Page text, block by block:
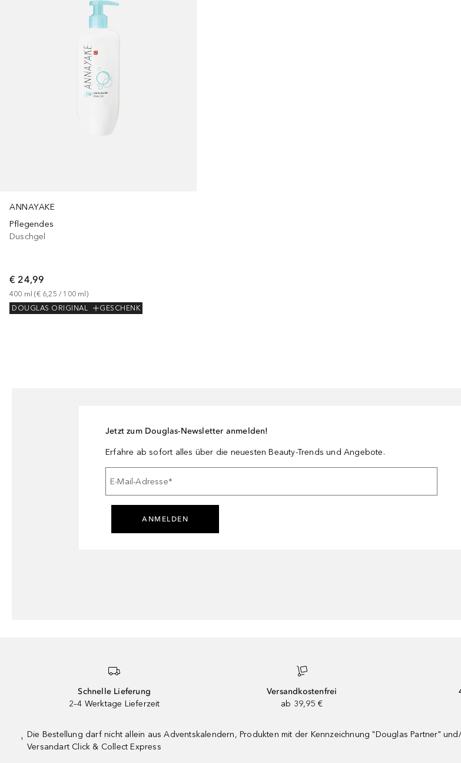
ANNAYAKE
Pflegendes
Duschgel
€ 24,99
400 ml (€ 6,25 / 100 ml )
DOUGLAS ORIGINAL
GESCHENK
Jetzt zum Douglas-Newsletter anmelden!
Erfahre ab sofort alles über die neuesten Beauty-Trends und Angebote.
E-Mail-Adresse*
ANMELDEN
Schnelle Lieferung
2–4 Werktage Lieferzeit
Versandkostenfrei
ab 39,95 €
¹
Die Bestellung darf nicht allein aus Adventskalendern, Produkten mit der Kennzeichnung "Douglas Partner"
Versandart Click & Collect Express